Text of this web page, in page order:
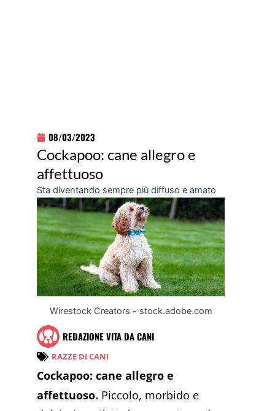
08/03/2023
Cockapoo: cane allegro e
affettuoso
Sta diventando sempre più diffuso e amato
Wirestock Creators - stock.adobe.com
REDAZIONE VITA DA CANI
RAZZE DI CANI
Cockapoo: cane allegro e
affettuoso. Piccolo, morbido e